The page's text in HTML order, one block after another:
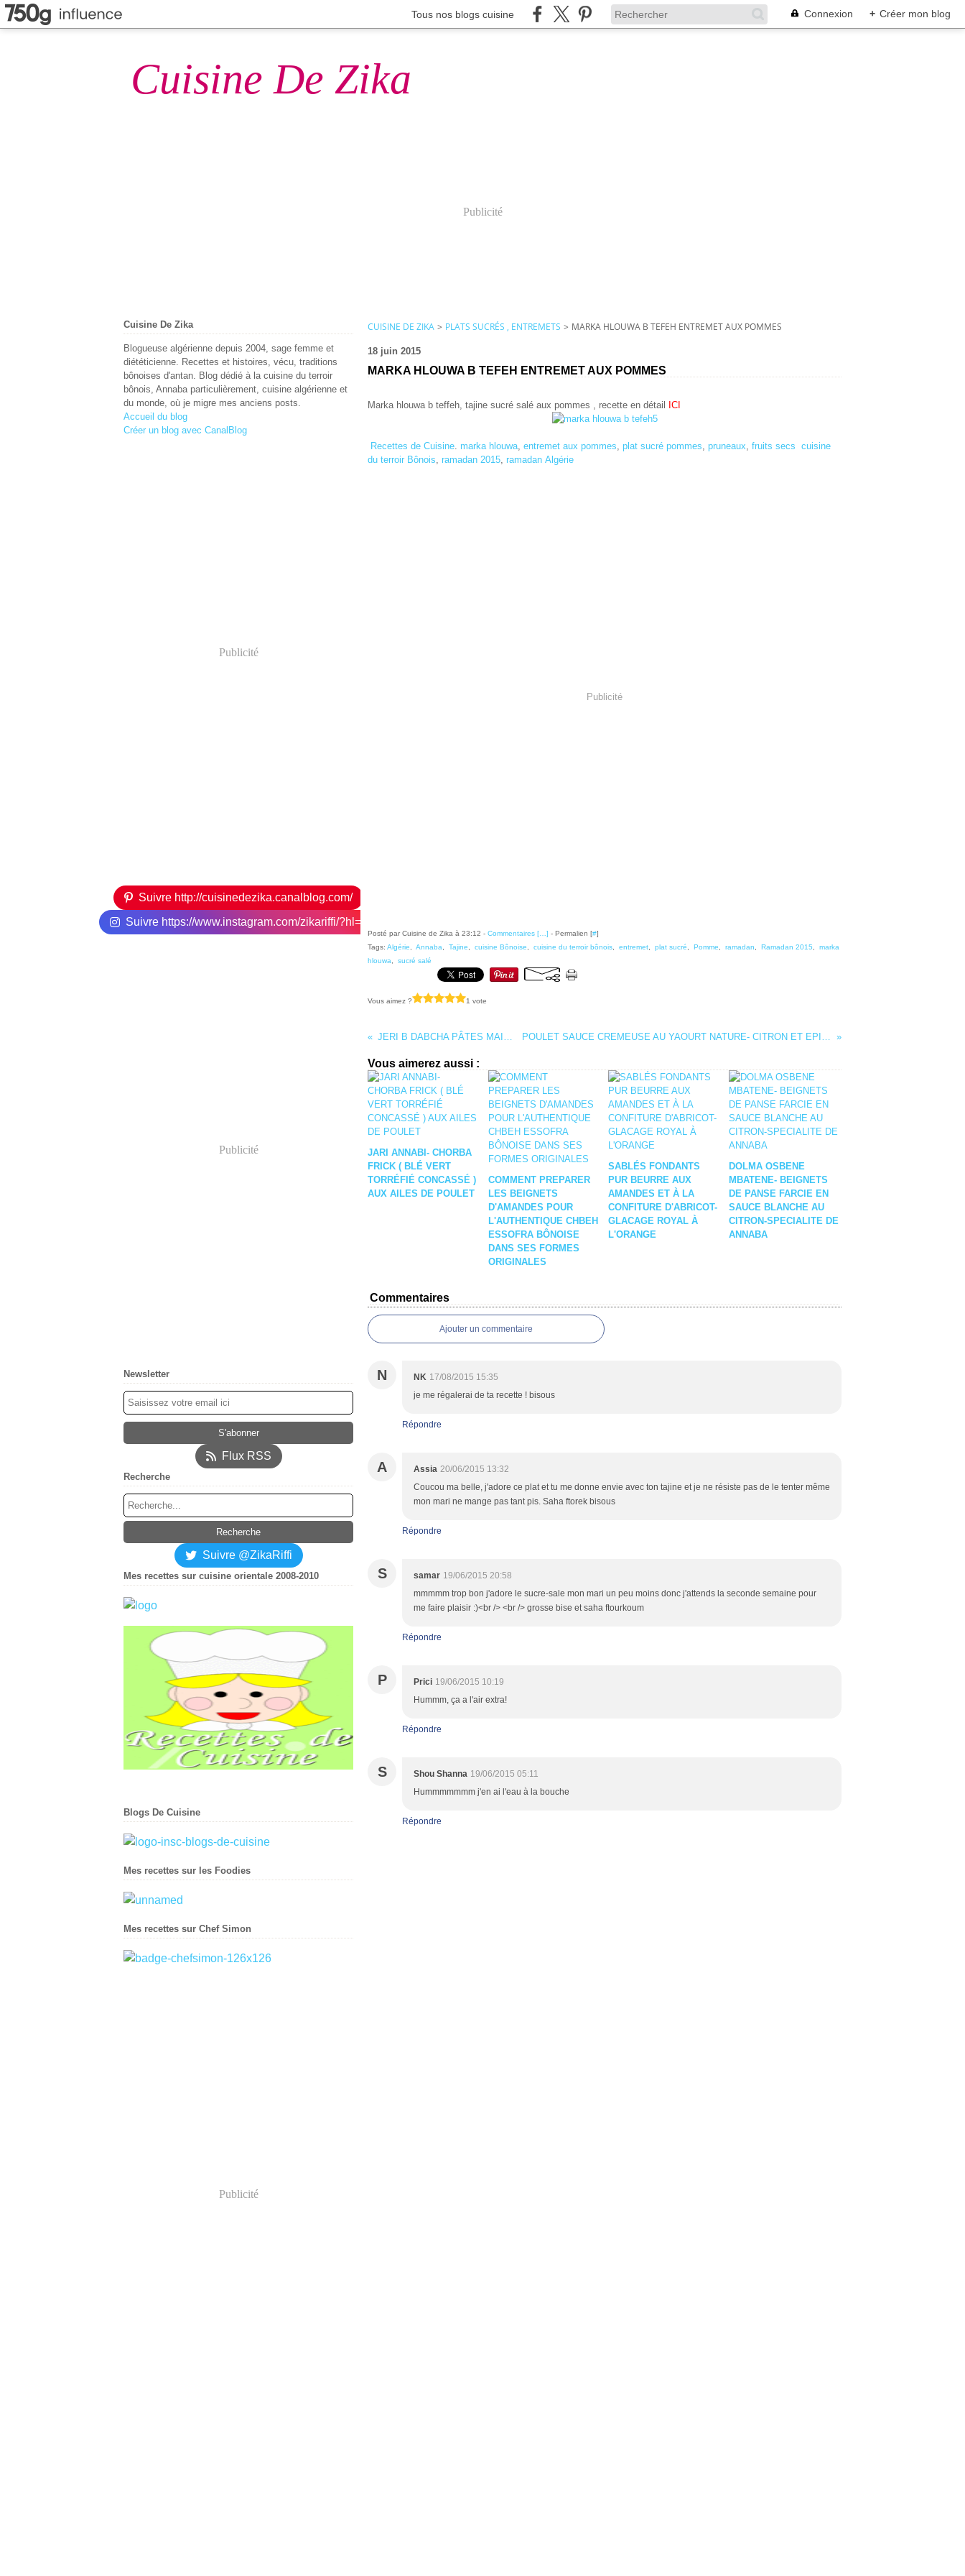
Tous nos blogs cuisine Connexion + Créer mon blog
Cuisine De Zika
Publicité
Cuisine De Zika
Blogueuse algérienne depuis 2004, sage femme et
diététicienne. Recettes et histoires, vécu, traditions
bônoises d'antan. Blog dédié à la cuisine du terroir
bônois, Annaba particulièrement, cuisine algérienne et
du monde, où je migre mes anciens posts.
Accueil du blog
Créer un blog avec CanalBlog
Publicité
Suivre http://cuisinedezika.canalblog.com/
Suivre https://www.instagram.com/zikariffi/?hl=fr
Publicité
Newsletter
Flux RSS
Recherche
Suivre @ZikaRiffi
Mes recettes sur cuisine orientale 2008-2010
Blogs De Cuisine
Mes recettes sur les Foodies
Mes recettes sur Chef Simon
Publicité
CUISINE DE ZIKA > PLATS SUCRÉS , ENTREMETS > MARKA HLOUWA B TEFEH ENTREMET AUX POMMES
18 juin 2015
MARKA HLOUWA B TEFEH ENTREMET AUX POMMES
Marka hlouwa b teffeh, tajine sucré salé aux pommes , recette en détail ICI
Recettes de Cuisine. marka hlouwa, entremet aux pommes, plat sucré pommes, pruneaux, fruits secs cuisine
du terroir Bônois, ramadan 2015, ramadan Algérie
Publicité
Posté par Cuisine de Zika à 23:12 - Commentaires [ ] - Permalien [#]
Tags: Algérie Annaba Tajine cuisine Bônoise cuisine du terroir bônois entremet plat sucré Pomme ramadan Ramadan 2015
marka
hlouwa
sucré salé
Vous aimez ? 1 vote
JERI B DABCHA PÂTES MAISON POULET SAUCE CREMEUSE AU YAOURT NATURE- CITRON ET EPINARDS
Vous aimerez aussi :
JARI ANNABI- CHORBA
FRICK ( BLÉ VERT
TORRÉFIÉ CONCASSÉ )
AUX AILES DE POULET
COMMENT PREPARER
LES BEIGNETS
D'AMANDES POUR
L'AUTHENTIQUE CHBEH
ESSOFRA BÔNOISE
DANS SES FORMES
ORIGINALES
SABLÉS FONDANTS
PUR BEURRE AUX
AMANDES ET À LA
CONFITURE D'ABRICOT-
GLACAGE ROYAL À
L'ORANGE
DOLMA OSBENE
MBATENE- BEIGNETS
DE PANSE FARCIE EN
SAUCE BLANCHE AU
CITRON-SPECIALITE DE
ANNABA
Commentaires
Ajouter un commentaire
N NK 17/08/2015 15:35
je me régalerai de ta recette ! bisous
Répondre
A Assia 20/06/2015 13:32
Coucou ma belle, j'adore ce plat et tu me donne envie avec ton tajine et je ne résiste pas de le tenter même
mon mari ne mange pas tant pis. Saha ftorek bisous
Répondre
S samar 19/06/2015 20:58
mmmmm trop bon j'adore le sucre-sale mon mari un peu moins donc j'attends la seconde semaine pour
me faire plaisir :)<br /> <br /> grosse bise et saha ftourkoum
Répondre
P Prici 19/06/2015 10:19
Hummm, ça a l'air extra!
Répondre
S Shou Shanna 19/06/2015 05:11
Hummmmmmm j'en ai l'eau à la bouche
Répondre